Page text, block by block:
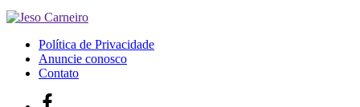
Política de Privacidade
Anuncie conosco
Contato